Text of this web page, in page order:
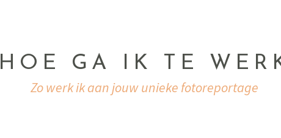
HOE GA IK TE
Zo werk ik aan jouw unieke fotoreportage